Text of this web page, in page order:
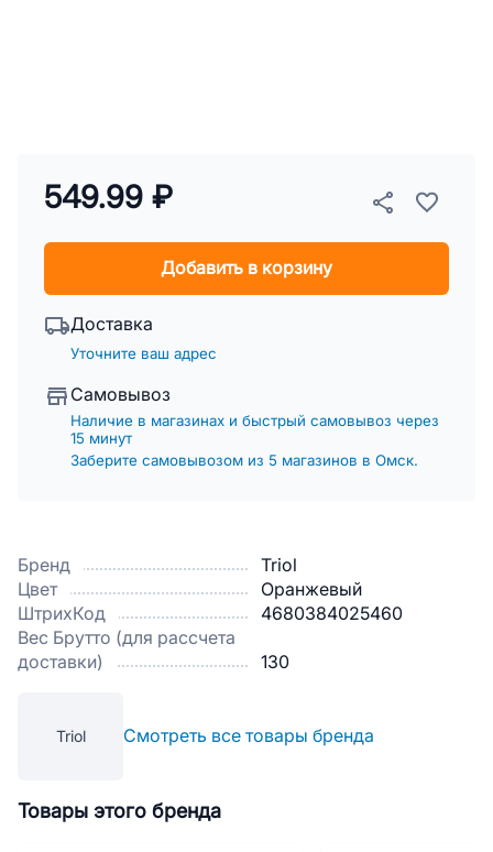
Бренд
Triol
Цвет
Оранжевый
ШтрихКод
4680384025460
Вес Брутто (для рассчета
доставки)
130
Triol Смотреть все товары бренда
549.99 ₽
Добавить в корзину
Доставка
Уточните ваш адрес
Самовывоз
Наличие в магазинах и быстрый самовывоз через
15 минут
Заберите самовывозом из 5 магазинов в Омск.
Товары этого бренда